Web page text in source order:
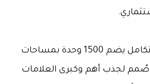
وتابع أن المشروع سكني متكامل يضم 1500 وحدة بمساحات
صُمم لجذب أهم وكبرى العلامات